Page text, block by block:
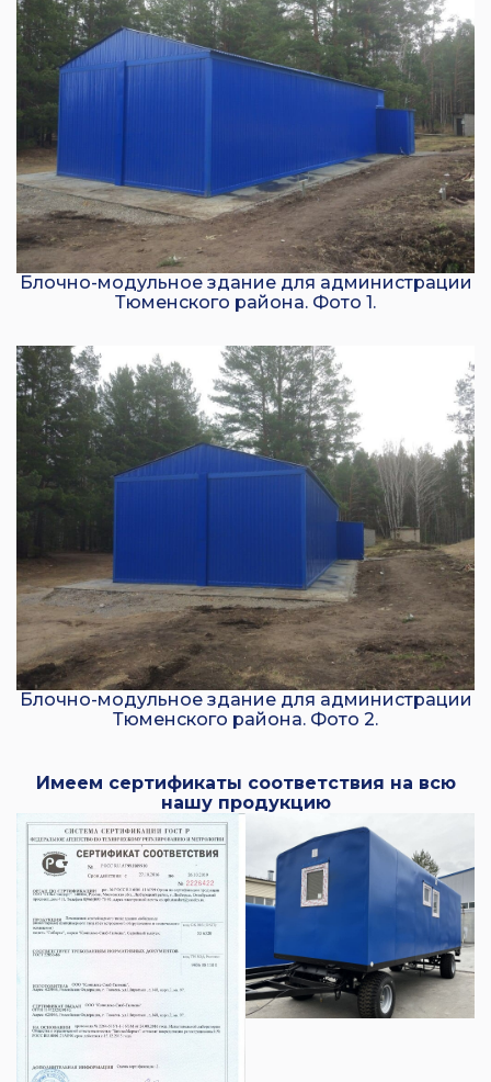
Блочно-модульное здание для администрации
Тюменского района. Фото 1.
Блочно-модульное здание для администрации
Тюменского района. Фото 2.
Имеем сертификаты соответствия на всю
нашу продукцию